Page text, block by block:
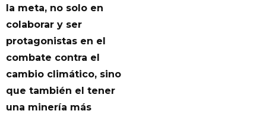
la meta, no solo en
colaborar y ser
protagonistas en el
combate contra el
cambio climático, sino
que también el tener
una minería más